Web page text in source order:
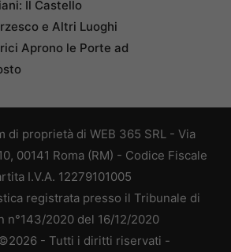
Il Castello
e Altri Luoghi
Aprono le Porte ad
di proprietà di WEB 365 SRL - Via
00141 Roma (RM) - Codice Fiscale
I.V.A. 12279101005
registrata presso il Tribunale di
n°143/2020 del 16/12/2020
- Tutti i diritti riservati -